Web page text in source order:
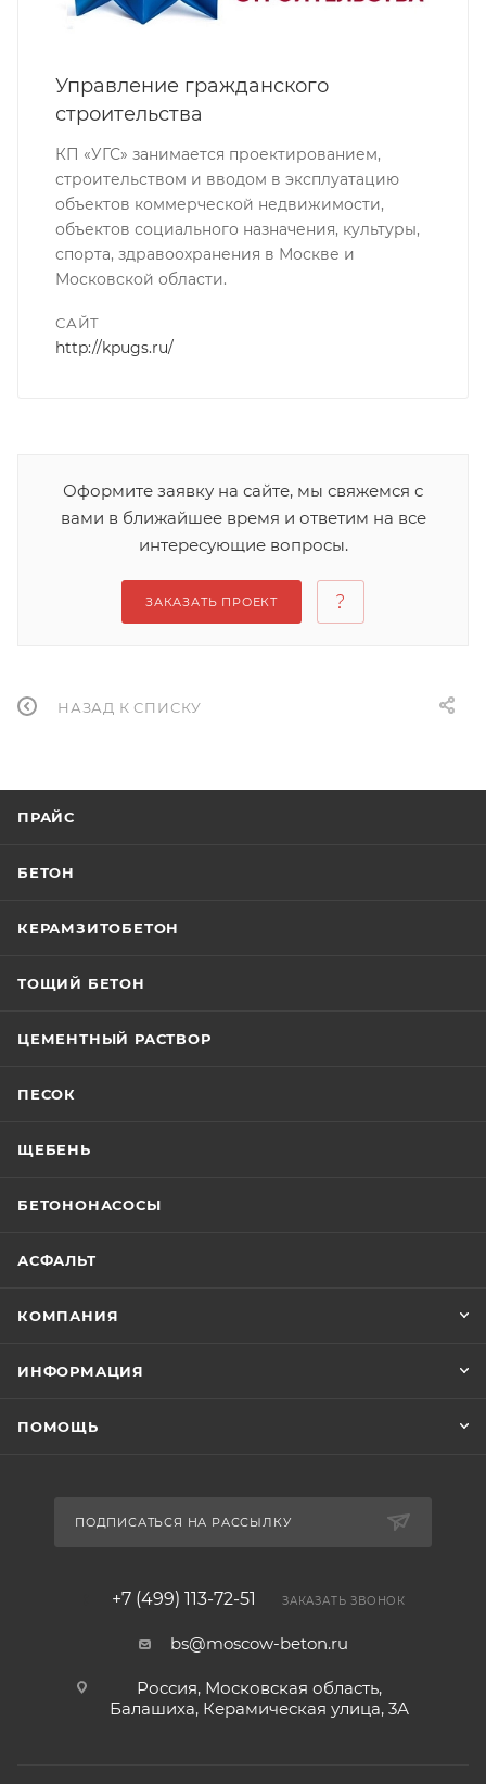
Управление гражданского
строительства
КП «УГС» занимается проектированием,
строительством и вводом в эксплуатацию
объектов коммерческой недвижимости,
объектов социального назначения, культуры,
спорта, здравоохранения в Москве и
Московской области.
САЙТ
http://kpugs.ru/
Оформите заявку на сайте, мы свяжемся с
вами в ближайшее время и ответим на все
интересующие вопросы.
ЗАКАЗАТЬ ПРОЕКТ
НАЗАД К СПИСКУ
ПРАЙС
БЕТОН
КЕРАМЗИТОБЕТОН
ТОЩИЙ БЕТОН
ЦЕМЕНТНЫЙ РАСТВОР
ПЕСОК
ЩЕБЕНЬ
БЕТОНОНАСОСЫ
АСФАЛЬТ
КОМПАНИЯ
ИНФОРМАЦИЯ
ПОМОЩЬ
ПОДПИСАТЬСЯ НА РАССЫЛКУ
+7 (499) 113-72-51 ЗАКАЗАТЬ ЗВОНОК
bs@moscow-beton.ru
Россия, Московская область,
Балашиха, Керамическая улица, 3А